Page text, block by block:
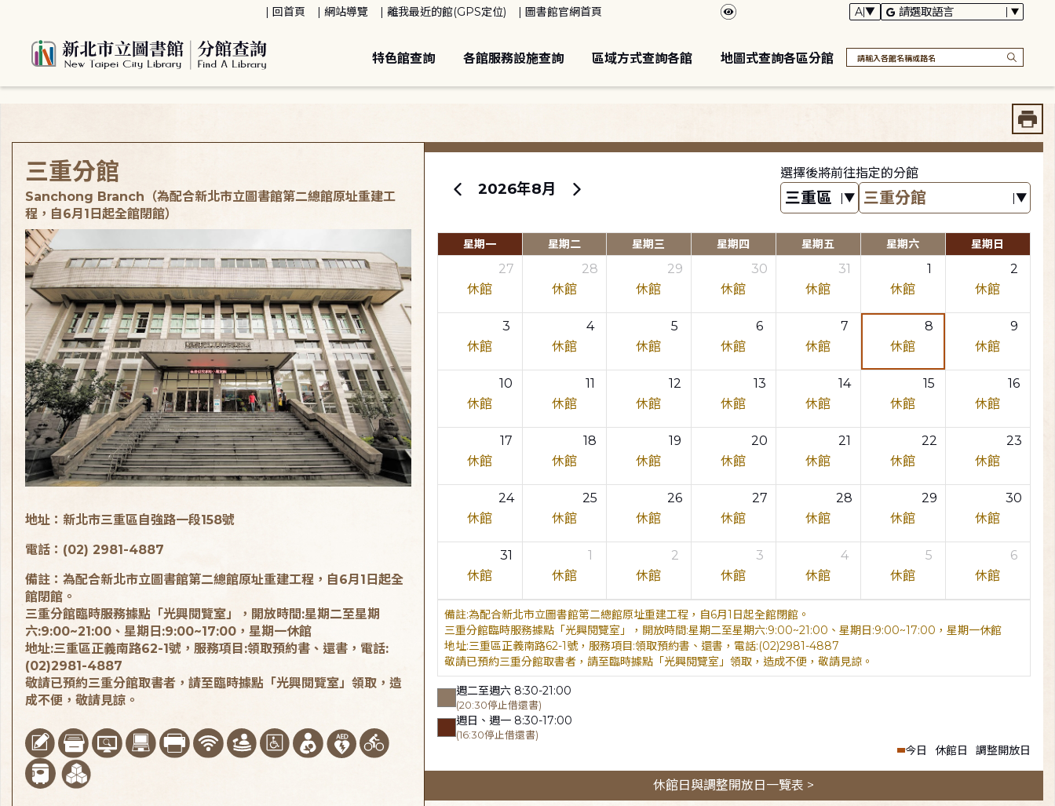
回首頁 網站導覽 離我最近的館(GPS定位) 圖書館官網首頁
特色館查詢 各館服務設施查詢 區域方式查詢各館 地圖式查詢各區分館
2026年8月
選擇後將前往指定的分館
星期一 星期二 星期三 星期四 星期五 星期六 星期日
27
休館
28
休館
29
休館
30
休館
31
休館
1
休館
2
休館
3
休館
4
休館
5
休館
6
休館
7
休館
8
休館
9
休館
10
休館
11
休館
12
休館
13
休館
14
休館
15
休館
16
休館
17
休館
18
休館
19
休館
20
休館
21
休館
22
休館
23
休館
24
休館
25
休館
26
休館
27
休館
28
休館
29
休館
30
休館
31
休館
1
休館
2
休館
3
休館
4
休館
5
休館
6
休館
為配合新北市立圖書館第二總館原址重建工程，自6月1日起全館閉館。
三重分館臨時服務據點「光興閱覽室」，開放時間:星期二至星期六:9:00~21:00、星期日:9:00~17:00，星期一休館
地址:三重區正義南路62-1號，服務項目:領取預約書、還書，電話:(02)2981-4887
敬請已預約三重分館取書者，請至臨時據點「光興閱覽室」領取，造成不便，敬請見諒。
週二至週六 8:30-21:00
(20:30停止借還書)
週日、週一 8:30-17:00
(16:30停止借還書)
今日 休館日 調整開放日
休館日與調整開放日一覽表 >
三重分館
Sanchong Branch（為配合新北市立圖書館第二總館原址重建工
程，自6月1日起全館閉館）
地址：新北市三重區自強路一段158號
電話：(02) 2981-4887
備註：為配合新北市立圖書館第二總館原址重建工程，自6月1日起全
館閉館。
三重分館臨時服務據點「光興閱覽室」，開放時間:星期二至星期
六:9:00~21:00、星期日:9:00~17:00，星期一休館
地址:三重區正義南路62-1號，服務項目:領取預約書、還書，電話:
(02)2981-4887
敬請已預約三重分館取書者，請至臨時據點「光興閱覽室」領取，造
成不便，敬請見諒。